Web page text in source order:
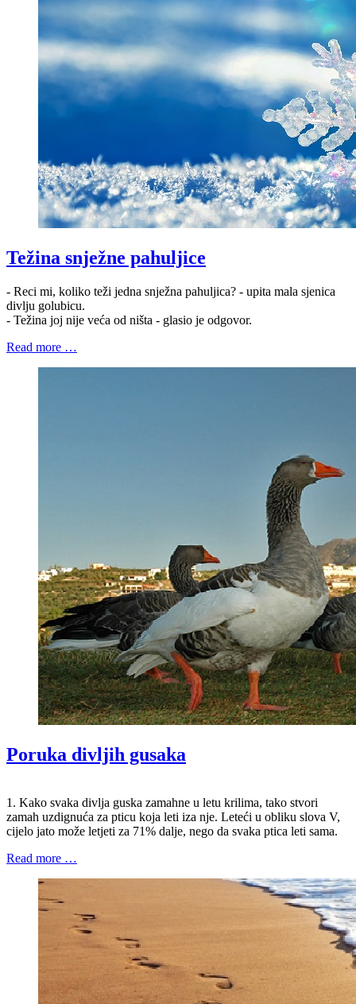
Težina snježne pahuljice
- Reci mi, koliko teži jedna snježna pahuljica? - upita mala sjenica
divlju golubicu.
- Težina joj nije veća od ništa - glasio je odgovor.
Read more …
Poruka divljih gusaka
1. Kako svaka divlja guska zamahne u letu krilima, tako stvori
zamah uzdignuća za pticu koja leti iza nje. Leteći u obliku slova V,
cijelo jato može letjeti za 71% dalje, nego da svaka ptica leti sama.
Read more …